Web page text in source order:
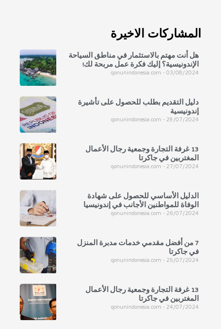
المشاركات الاخيرة
هل أنت مهتم بالاستثمار في مناطق السياحة
الإندونيسية؟ إليك فكرة عمل مربحة لك!
qonunindonesia.com 03/08/2024
دليل التقديم بطلب للحصول على تأشيرة
إندونيسية
qonunindonesia.com 29/07/2024
13 غرفة التجارة وجمعية رجال الأعمال
المغتربين في جاكرتا
qonunindonesia.com 27/07/2024
الدليل الأساسي للحصول على شهادة
الوفاة للمواطنين الأجانب في إندونيسيا
qonunindonesia.com 26/07/2024
7 من أفضل مقدمي خدمات مدبرة المنزل
في جاكرتا
qonunindonesia.com 25/07/2024
13 غرفة التجارة وجمعية رجال الأعمال
المغتربين في جاكرتا
qonunindonesia.com 24/07/2024